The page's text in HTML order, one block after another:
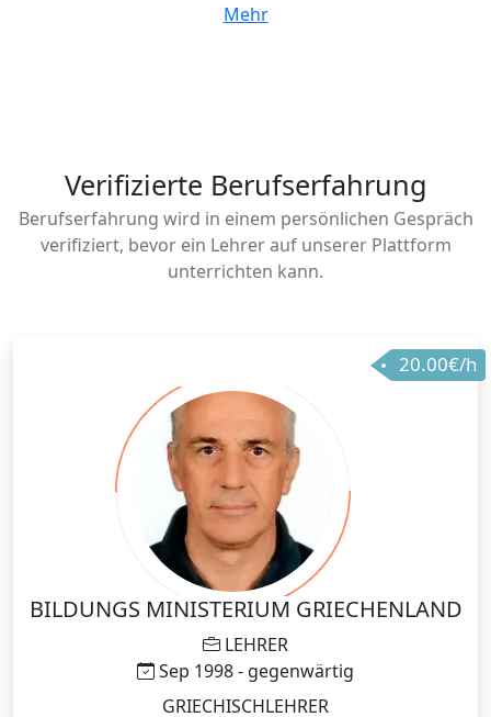
Mehr
Verifizierte Berufserfahrung
Berufserfahrung wird in einem persönlichen Gespräch
verifiziert, bevor ein Lehrer auf unserer Plattform
unterrichten kann.
20.00€/h
BILDUNGS MINISTERIUM GRIECHENLAND
LEHRER
Sep 1998 - gegenwärtig
GRIECHISCHLEHRER